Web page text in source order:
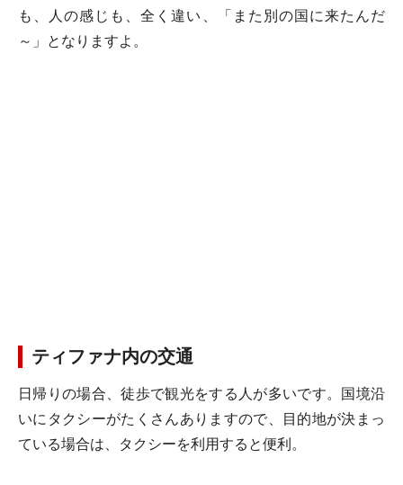
も、人の感じも、全く違い、「また別の国に来たんだ
～」となりますよ。
ティファナ内の交通
日帰りの場合、徒歩で観光をする人が多いです。国境沿
いにタクシーがたくさんありますので、目的地が決まっ
ている場合は、タクシーを利用すると便利。